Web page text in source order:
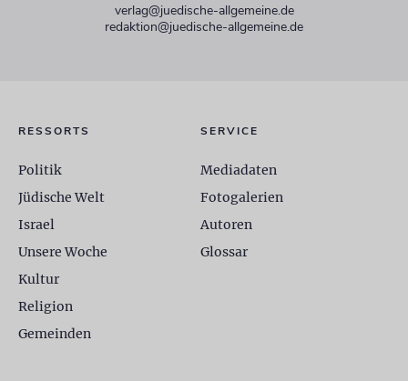
verlag@juedische-allgemeine.de
redaktion@juedische-allgemeine.de
RESSORTS
Politik
Jüdische Welt
Israel
Unsere Woche
Kultur
Religion
Gemeinden
SERVICE
Mediadaten
Fotogalerien
Autoren
Glossar